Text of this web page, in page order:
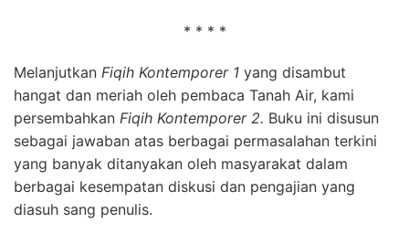
* * * *
Melanjutkan Fiqih Kontemporer 1 yang disambut
hangat dan meriah oleh pembaca Tanah Air, kami
persembahkan Fiqih Kontemporer 2. Buku ini disusun
sebagai jawaban atas berbagai permasalahan terkini
yang banyak ditanyakan oleh masyarakat dalam
berbagai kesempatan diskusi dan pengajian yang
diasuh sang penulis.